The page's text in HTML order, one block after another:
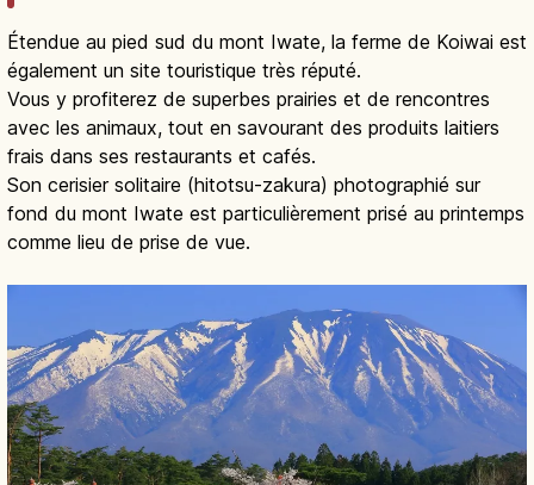
Étendue au pied sud du mont Iwate, la ferme de Koiwai est
également un site touristique très réputé.
Vous y profiterez de superbes prairies et de rencontres
avec les animaux, tout en savourant des produits laitiers
frais dans ses restaurants et cafés.
Son cerisier solitaire (hitotsu-zakura) photographié sur
fond du mont Iwate est particulièrement prisé au printemps
comme lieu de prise de vue.